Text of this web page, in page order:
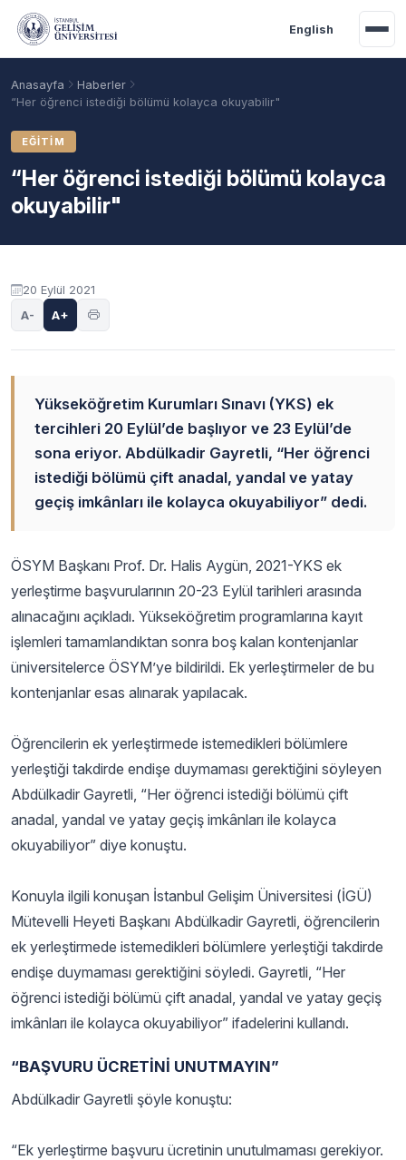
Ana içeriğe geç
English
Akademik Takvim
Anasayfa
Haberler
“Her öğrenci istediği bölümü kolayca okuyabilir"
EĞITIM
“Her öğrenci istediği bölümü kolayca
okuyabilir"
20 Eylül 2021
A- A+
Yükseköğretim Kurumları Sınavı (YKS) ek
tercihleri 20 Eylül’de başlıyor ve 23 Eylül’de
sona eriyor. Abdülkadir Gayretli, “Her öğrenci
istediği bölümü çift anadal, yandal ve yatay
geçiş imkânları ile kolayca okuyabiliyor” dedi.
ÖSYM Başkanı Prof. Dr. Halis Aygün, 2021-YKS ek
yerleştirme başvurularının 20-23 Eylül tarihleri arasında
alınacağını açıkladı. Yükseköğretim programlarına kayıt
işlemleri tamamlandıktan sonra boş kalan kontenjanlar
üniversitelerce ÖSYM’ye bildirildi. Ek yerleştirmeler de bu
kontenjanlar esas alınarak yapılacak.
Öğrencilerin ek yerleştirmede istemedikleri bölümlere
yerleştiği takdirde endişe duymaması gerektiğini söyleyen
Abdülkadir Gayretli, “Her öğrenci istediği bölümü çift
anadal, yandal ve yatay geçiş imkânları ile kolayca
okuyabiliyor” diye konuştu.
Konuyla ilgili konuşan İstanbul Gelişim Üniversitesi (İGÜ)
Mütevelli Heyeti Başkanı Abdülkadir Gayretli, öğrencilerin
ek yerleştirmede istemedikleri bölümlere yerleştiği takdirde
endişe duymaması gerektiğini söyledi. Gayretli, “Her
öğrenci istediği bölümü çift anadal, yandal ve yatay geçiş
imkânları ile kolayca okuyabiliyor” ifadelerini kullandı.
“BAŞVURU ÜCRETİNİ UNUTMAYIN”
Abdülkadir Gayretli şöyle konuştu:
“Ek yerleştirme başvuru ücretinin unutulmaması gerekiyor.